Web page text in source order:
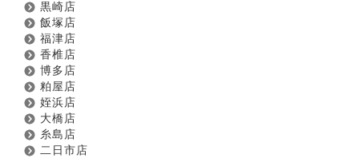
黒崎店
飯塚店
福津店
香椎店
博多店
粕屋店
姪浜店
大橋店
糸島店
二日市店